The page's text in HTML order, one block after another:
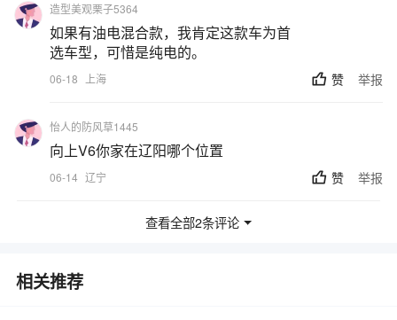
造型美观栗子5364
如果有油电混合款，我肯定这款车为首
选车型，可惜是纯电的。
06-18 上海 赞 举报
怡人的防风草1445
向上V6你家在辽阳哪个位置
06-14 辽宁 赞 举报
查看全部2条评论
相关推荐